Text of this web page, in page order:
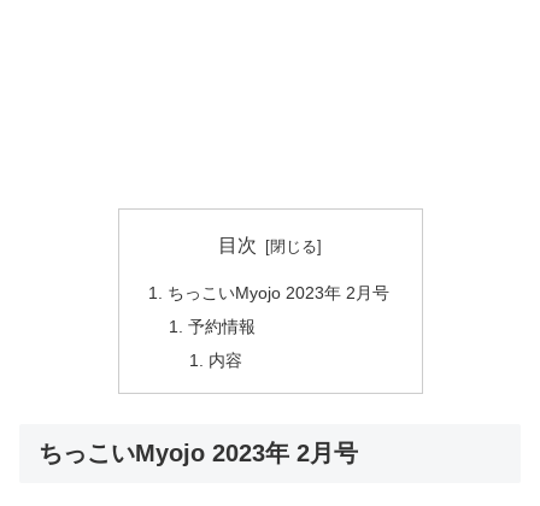
目次
ちっこいMyojo 2023年 2月号
予約情報
内容
ちっこいMyojo 2023年 2月号